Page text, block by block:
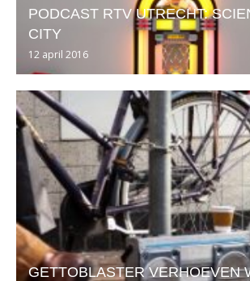
PODCAST RTV UTRECHT:
CITY
12 april 2016
GETTOBLASTER VERHOEVEN